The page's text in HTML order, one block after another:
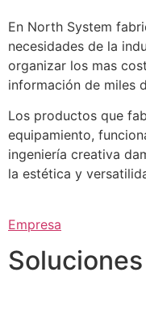
En North System
necesidades de la
organizar los mas
información de miles
Los productos que
equipamiento,
ingeniería creativa
la estética y
Empresa
Soluciones